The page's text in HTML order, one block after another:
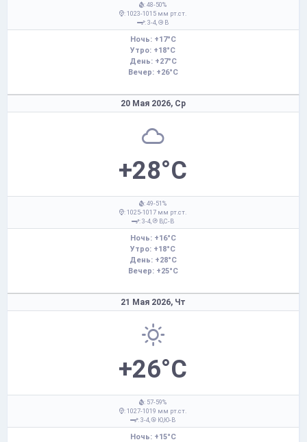
: 48-50%
: 1023-1015 мм рт.ст.
: 3-4,
В
Ночь: +17°C
Утро: +18°C
День: +27°C
Вечер: +26°C
20 Мая 2026, Ср
+28°C
: 49-51%
: 1025-1017 мм рт.ст.
: 3-4,
В,С-В
Ночь: +16°C
Утро: +18°C
День: +28°C
Вечер: +25°C
21 Мая 2026, Чт
+26°C
: 57-59%
: 1027-1019 мм рт.ст.
: 3-4,
Ю,Ю-В
Ночь: +15°C